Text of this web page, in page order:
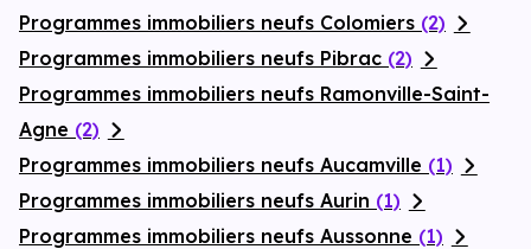
Programmes immobiliers neufs Colomiers (2)
Programmes immobiliers neufs Pibrac (2)
Programmes immobiliers neufs Ramonville-Saint-
Agne (2)
Programmes immobiliers neufs Aucamville (1)
Programmes immobiliers neufs Aurin (1)
Programmes immobiliers neufs Aussonne (1)